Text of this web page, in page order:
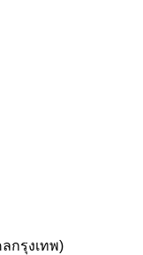
กรุงเทพ)